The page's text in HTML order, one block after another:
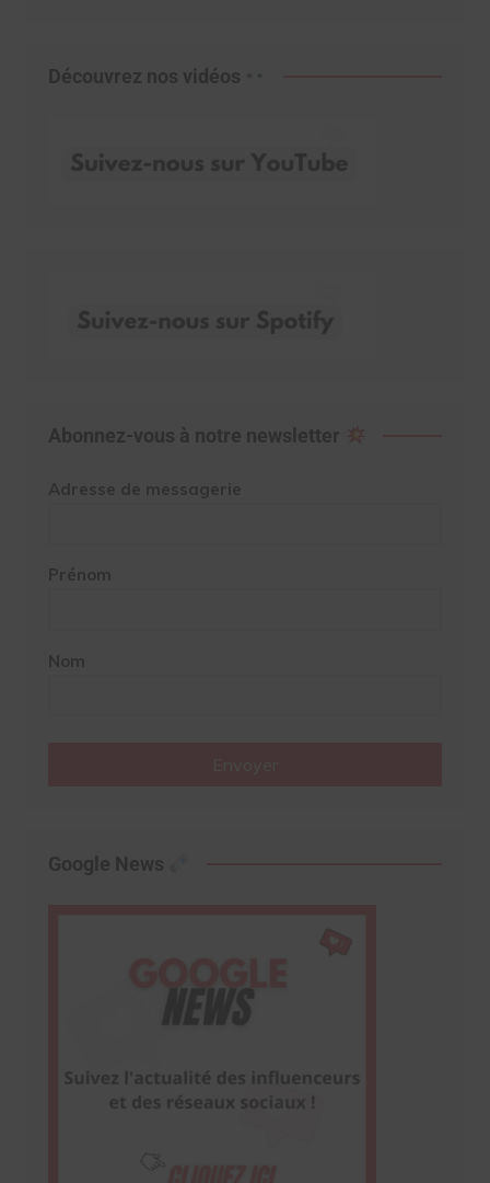
Découvrez nos vidéos
Abonnez-vous à notre newsletter
Adresse de messagerie
Prénom
Nom
Google News